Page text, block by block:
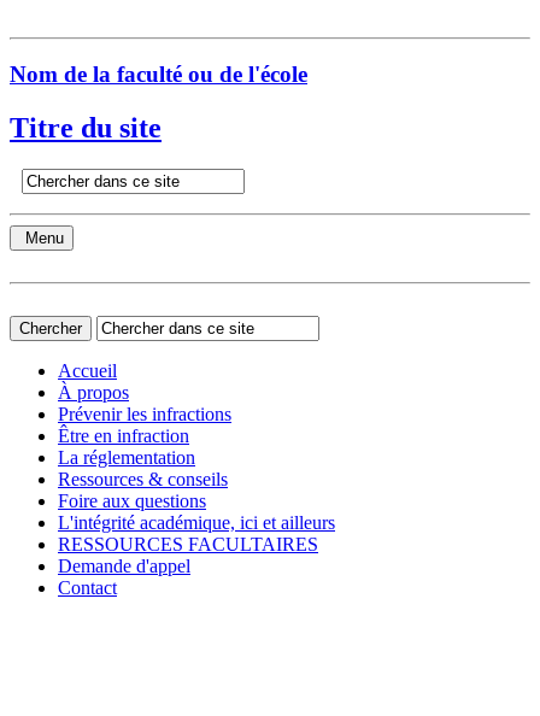
Nom de la faculté ou de l'école
Titre du site
Menu
Accueil
À propos
Prévenir les infractions
Être en infraction
La réglementation
Ressources & conseils
Foire aux questions
L'intégrité académique, ici et ailleurs
RESSOURCES FACULTAIRES
Demande d'appel
Contact